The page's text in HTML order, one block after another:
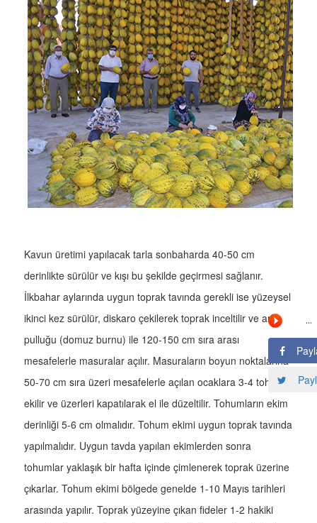
Kavun üretimi yapılacak tarla sonbaharda 40-50 cm
derinlikte sürülür ve kışı bu şekilde geçirmesi sağlanır.
İlkbahar aylarında uygun toprak tavında gerekli ise yüzeysel
ikinci kez sürülür, diskaro çekilerek toprak inceltilir ve ark
pulluğu (domuz burnu) ile 120-150 cm sıra arası
mesafelerle masuralar açılır. Masuraların boyun noktalarına
50-70 cm sıra üzeri mesafelerle açılan ocaklara 3-4 tohum
ekilir ve üzerleri kapatılarak el ile düzeltilir. Tohumların ekim
derinliği 5-6 cm olmalıdır. Tohum ekimi uygun toprak tavında
yapılmalıdır. Uygun tavda yapılan ekimlerden sonra
tohumlar yaklaşık bir hafta içinde çimlenerek toprak üzerine
çıkarlar. Tohum ekimi bölgede genelde 1-10 Mayıs tarihleri
arasında yapılır. Toprak yüzeyine çıkan fideler 1-2 hakiki